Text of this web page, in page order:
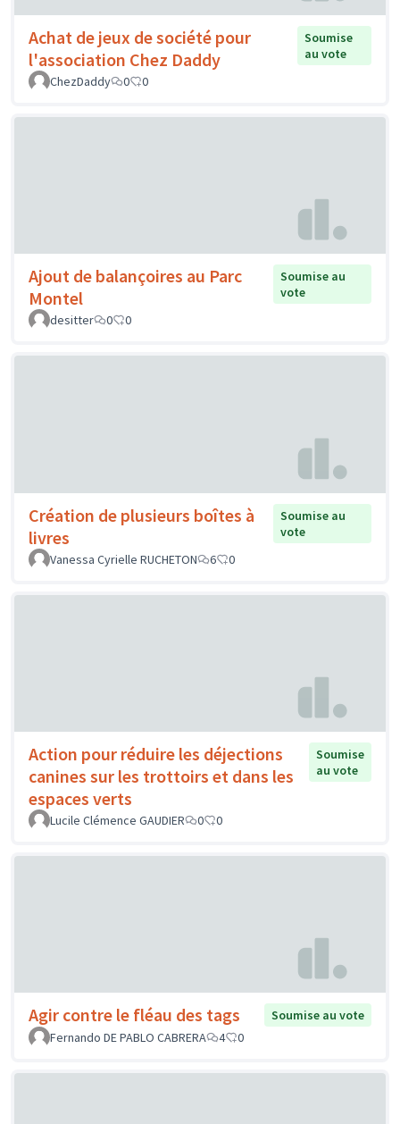
Achat de jeux de société pour
l'association Chez Daddy
Soumise
au vote
ChezDaddy
0 0
Ajout de balançoires au Parc
Montel
Soumise au
vote
desitter
0 0
Création de plusieurs boîtes à
livres
Soumise au
vote
Vanessa Cyrielle RUCHETON
6 0
Action pour réduire les déjections
canines sur les trottoirs et dans les
espaces verts
Soumise
au vote
Lucile Clémence GAUDIER 0 0
Agir contre le fléau des tags
Soumise au vote
Fernando DE PABLO CABRERA
4 0